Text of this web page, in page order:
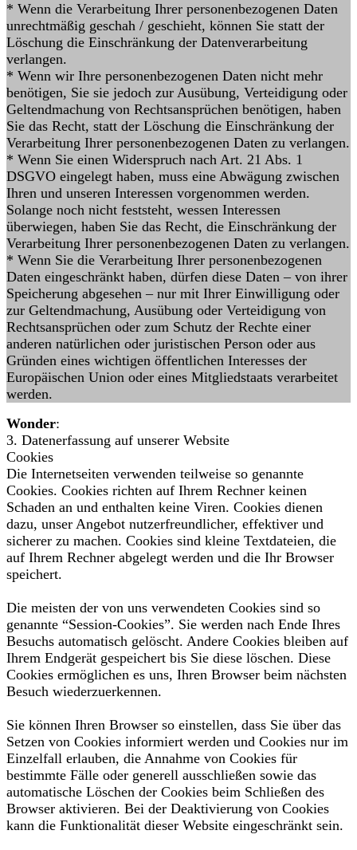
* Wenn die Verarbeitung Ihrer personenbezogenen Daten
unrechtmäßig geschah / geschieht, können Sie statt der
Löschung die Einschränkung der Datenverarbeitung
verlangen.
* Wenn wir Ihre personenbezogenen Daten nicht mehr
benötigen, Sie sie jedoch zur Ausübung, Verteidigung oder
Geltendmachung von Rechtsansprüchen benötigen, haben
Sie das Recht, statt der Löschung die Einschränkung der
Verarbeitung Ihrer personenbezogenen Daten zu verlangen.
* Wenn Sie einen Widerspruch nach Art. 21 Abs. 1
DSGVO eingelegt haben, muss eine Abwägung zwischen
Ihren und unseren Interessen vorgenommen werden.
Solange noch nicht feststeht, wessen Interessen
überwiegen, haben Sie das Recht, die Einschränkung der
Verarbeitung Ihrer personenbezogenen Daten zu verlangen.
* Wenn Sie die Verarbeitung Ihrer personenbezogenen
Daten eingeschränkt haben, dürfen diese Daten – von ihrer
Speicherung abgesehen – nur mit Ihrer Einwilligung oder
zur Geltendmachung, Ausübung oder Verteidigung von
Rechtsansprüchen oder zum Schutz der Rechte einer
anderen natürlichen oder juristischen Person oder aus
Gründen eines wichtigen öffentlichen Interesses der
Europäischen Union oder eines Mitgliedstaats verarbeitet
werden.
Wonder:
3. Datenerfassung auf unserer Website
Cookies
Die Internetseiten verwenden teilweise so genannte
Cookies. Cookies richten auf Ihrem Rechner keinen
Schaden an und enthalten keine Viren. Cookies dienen
dazu, unser Angebot nutzerfreundlicher, effektiver und
sicherer zu machen. Cookies sind kleine Textdateien, die
auf Ihrem Rechner abgelegt werden und die Ihr Browser
speichert.
Die meisten der von uns verwendeten Cookies sind so
genannte “Session-Cookies”. Sie werden nach Ende Ihres
Besuchs automatisch gelöscht. Andere Cookies bleiben auf
Ihrem Endgerät gespeichert bis Sie diese löschen. Diese
Cookies ermöglichen es uns, Ihren Browser beim nächsten
Besuch wiederzuerkennen.
Sie können Ihren Browser so einstellen, dass Sie über das
Setzen von Cookies informiert werden und Cookies nur im
Einzelfall erlauben, die Annahme von Cookies für
bestimmte Fälle oder generell ausschließen sowie das
automatische Löschen der Cookies beim Schließen des
Browser aktivieren. Bei der Deaktivierung von Cookies
kann die Funktionalität dieser Website eingeschränkt sein.